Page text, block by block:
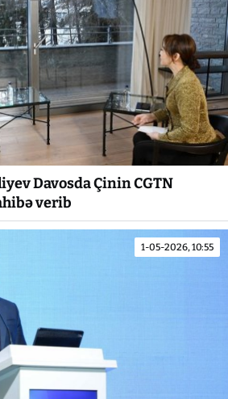
Davosda Çinin CGTN
verib
1-05-2026, 10:55